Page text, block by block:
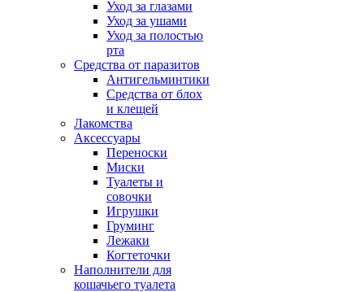
Уход за глазами
Уход за ушами
Уход за полостью
рта
Средства от паразитов
Антигельминтики
Средства от блох
и клещей
Лакомства
Аксессуары
Переноски
Миски
Туалеты и
совочки
Игрушки
Груминг
Лежаки
Когтеточки
Наполнители для
кошачьего туалета